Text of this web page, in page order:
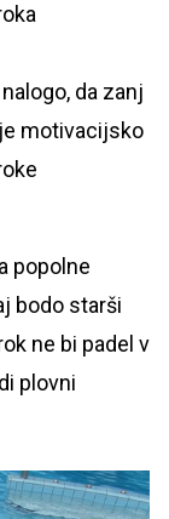
da zanj
motivacijsko
popolne
bodo starši
ne bi padel v
plovni